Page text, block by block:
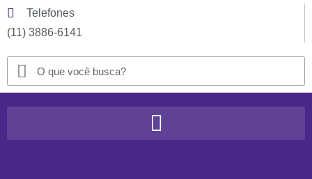
Telefones
(11) 3886-6141